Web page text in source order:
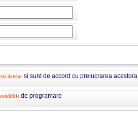
datelor si sunt de accord cu prelucrarea acestora
de programare